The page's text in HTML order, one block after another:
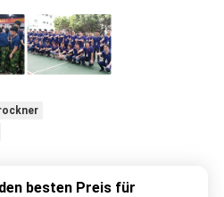
besten Preis für